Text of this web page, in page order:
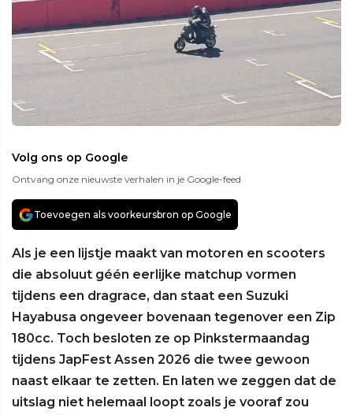
Volg ons op Google
Ontvang onze nieuwste verhalen in je Google-feed
Toevoegen als voorkeursbron op Google
Als je een lijstje maakt van motoren en scooters
die absoluut géén eerlijke matchup vormen
tijdens een dragrace, dan staat een Suzuki
Hayabusa ongeveer bovenaan tegenover een Zip
180cc. Toch besloten ze op Pinkstermaandag
tijdens JapFest Assen 2026 die twee gewoon
naast elkaar te zetten. En laten we zeggen dat de
uitslag niet helemaal loopt zoals je vooraf zou